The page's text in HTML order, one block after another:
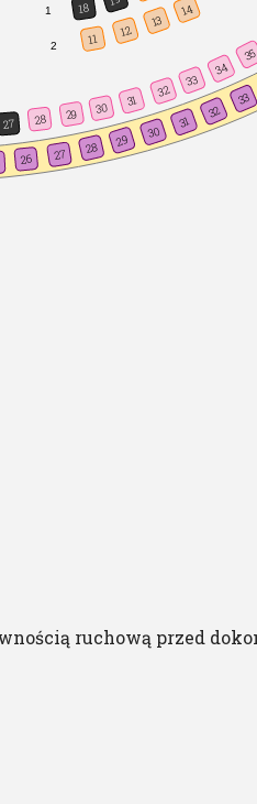
1
2
18
11
27 28
12
29
26
13
30
14
27
31
28
32
29
33
30
31
34
32
33
35
ruchową przed